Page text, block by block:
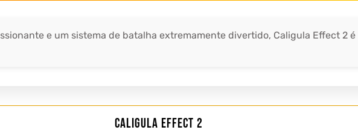
e um sistema de batalha extremamente divertido, Caligula Effect 2
Caligula Effect 2